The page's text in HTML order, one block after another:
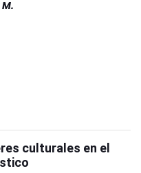
culturales en el